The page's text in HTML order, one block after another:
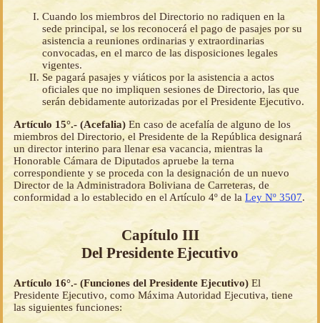
Cuando los miembros del Directorio no radiquen en la
sede principal, se los reconocerá el pago de pasajes por su
asistencia a reuniones ordinarias y extraordinarias
convocadas, en el marco de las disposiciones legales
vigentes.
Se pagará pasajes y viáticos por la asistencia a actos
oficiales que no impliquen sesiones de Directorio, las que
serán debidamente autorizadas por el Presidente Ejecutivo.
Artículo 15°.- (Acefalia) En caso de acefalía de alguno de los
miembros del Directorio, el Presidente de la República designará
un director interino para llenar esa vacancia, mientras la
Honorable Cámara de Diputados apruebe la terna
correspondiente y se proceda con la designación de un nuevo
Director de la Administradora Boliviana de Carreteras, de
conformidad a lo establecido en el Artículo 4º de la Ley Nº 3507.
Capítulo III
Del Presidente Ejecutivo
Artículo 16°.- (Funciones del Presidente Ejecutivo) El
Presidente Ejecutivo, como Máxima Autoridad Ejecutiva, tiene
las siguientes funciones: